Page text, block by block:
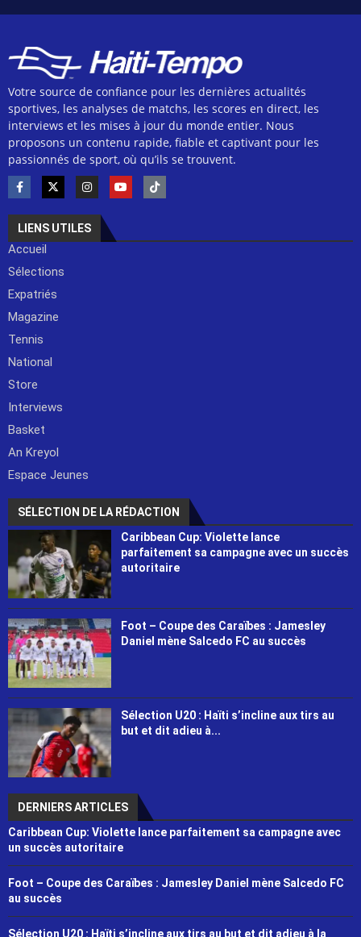
Votre source de confiance pour les dernières actualités
sportives, les analyses de matchs, les scores en direct, les
interviews et les mises à jour du monde entier. Nous
proposons un contenu rapide, fiable et captivant pour les
passionnés de sport, où qu’ils se trouvent.
LIENS UTILES
Accueil
Sélections
Expatriés
Magazine
Tennis
National
Store
Interviews
Basket
An Kreyol
Espace Jeunes
SÉLECTION DE LA RÉDACTION
Caribbean Cup: Violette lance
parfaitement sa campagne avec un succès
autoritaire
Foot – Coupe des Caraïbes : Jamesley
Daniel mène Salcedo FC au succès
Sélection U20 : Haïti s’incline aux tirs au
but et dit adieu à...
DERNIERS ARTICLES
Caribbean Cup: Violette lance parfaitement sa campagne avec
un succès autoritaire
Foot – Coupe des Caraïbes : Jamesley Daniel mène Salcedo FC
au succès
Sélection U20 : Haïti s’incline aux tirs au but et dit adieu à la